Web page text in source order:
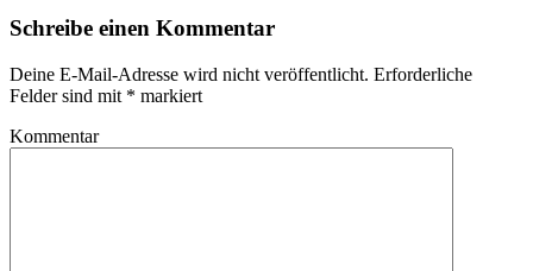
Schreibe einen Kommentar
Deine E-Mail-Adresse wird nicht veröffentlicht. Erforderliche
Felder sind mit * markiert
Kommentar